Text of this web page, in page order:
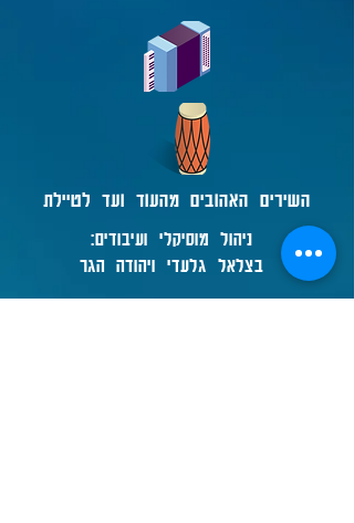
השירים האהובים מהעוד ועד לטיילת
ניהול מוסיקלי ועיבודים:
בצלאל גלעדי ויהודה הגר